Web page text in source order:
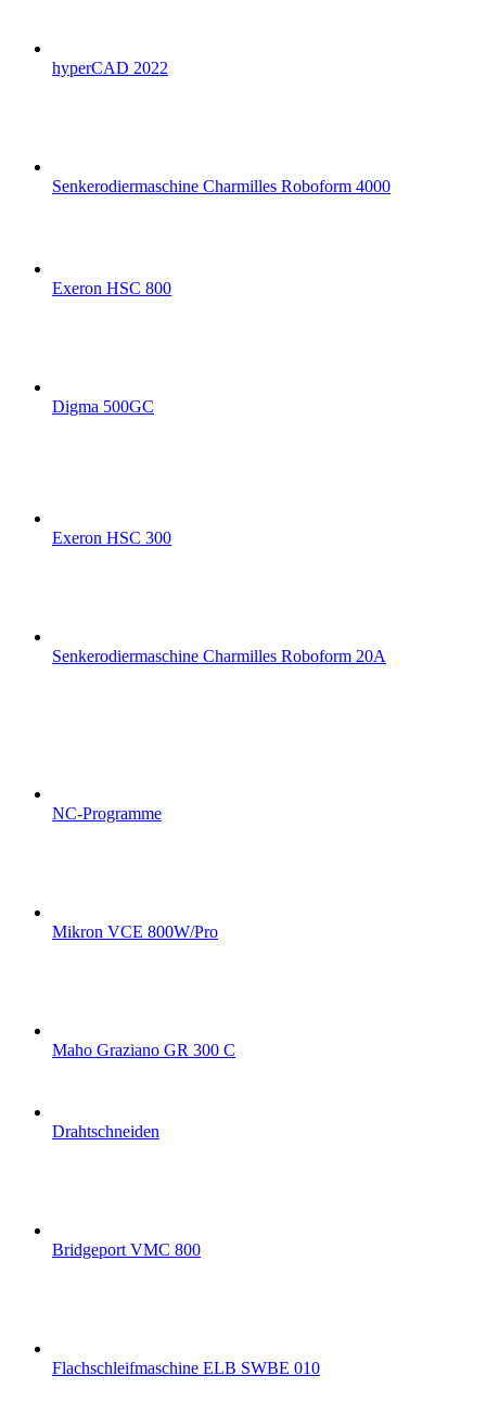
hyperCAD 2022
Senkerodiermaschine Charmilles Roboform 4000
Exeron HSC 800
Digma 500GC
Exeron HSC 300
Senkerodiermaschine Charmilles Roboform 20A
NC-Programme
Mikron VCE 800W/Pro
Maho Graziano GR 300 C
Drahtschneiden
Bridgeport VMC 800
Flachschleifmaschine ELB SWBE 010